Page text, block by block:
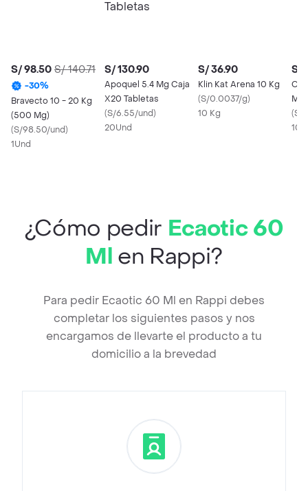
S/ 98.50 S/ 140.71
-30%
Bravecto 10 - 20 Kg
(500 Mg)
(S/98.50/und)
1Und
S/ 130.90
Apoquel 5.4 Mg Caja
X20 Tabletas
(S/6.55/und)
20Und
S/ 36.90
Klin Kat Arena 10 Kg
(S/0.0037/g)
10 Kg
S/
Ml
(S/
¿Cómo pedir Ecaotic 60
Ml en Rappi?
Para pedir Ecaotic 60 Ml en Rappi debes
completar los siguientes pasos y nos
encargamos de llevarte el producto a tu
domicilio a la brevedad